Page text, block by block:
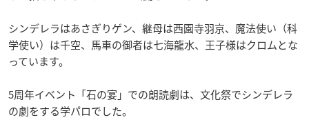
シンデレラはあさぎりゲン、継母は西園寺羽京、魔法使い（科
学使い）は千空、馬車の御者は七海龍水、王子様はクロムとな
っています。
5周年イベント「石の宴」での朗読劇は、文化祭でシンデレラ
の劇をする学パロでした。